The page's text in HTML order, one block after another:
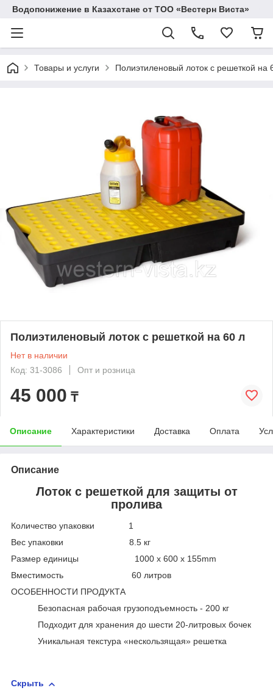
Водопонижение в Казахстане от ТОО «Вестерн Виста»
Товары и услуги Полиэтиленовый лоток с решеткой на
Полиэтиленовый лоток с решеткой на 60 л
Нет в наличии
Код: 31-3086
Опт и розница
45 000 ₸
Описание Характеристики Доставка Оплата
Описание
Лоток с решеткой для защиты от
пролива
Количество упаковки 1
Вес упаковки 8.5 кг
Размер единицы 1000 x 600 x 155mm
Вместимость 60 литров
ОСОБЕННОСТИ ПРОДУКТА
Безопасная рабочая грузоподъемность - 200 кг
Подходит для хранения до шести 20-литровых бочек
Уникальная текстура «нескользящая» решетка
Скрыть